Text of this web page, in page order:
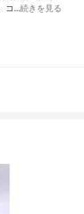
コ…続きを見る